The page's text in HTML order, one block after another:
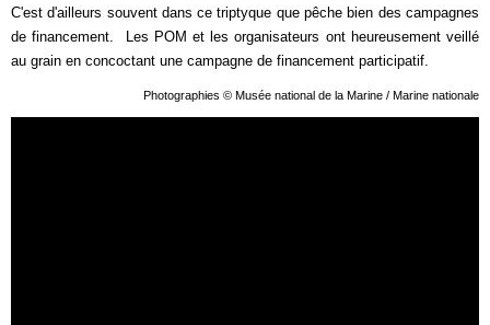
C'est d'ailleurs souvent dans ce triptyque que pêche bien des campagnes
de financement.
Les POM et les organisateurs ont heureusement veillé
au grain en concoctant une campagne de financement participatif.
Photographies © Musée national de la Marine / Marine nationale